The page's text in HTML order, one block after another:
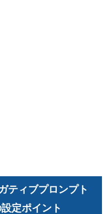
ティブプロンプト
定ポイント